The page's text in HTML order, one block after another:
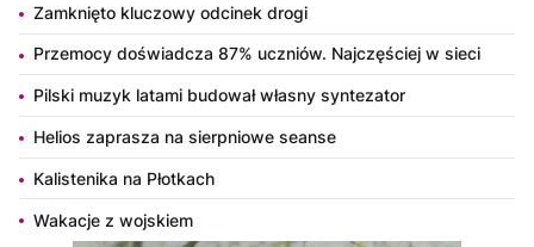
Zamknięto kluczowy odcinek drogi
Przemocy doświadcza 87% uczniów. Najczęściej w sieci
Pilski muzyk latami budował własny syntezator
Helios zaprasza na sierpniowe seanse
Kalistenika na Płotkach
Wakacje z wojskiem